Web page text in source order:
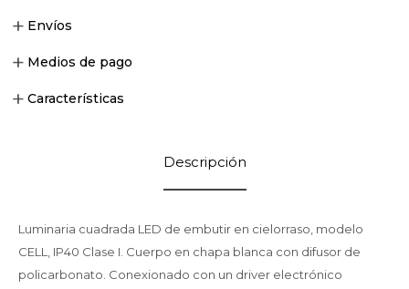
Envíos
Medios de pago
Características
Descripción
Luminaria cuadrada LED de embutir en cielorraso, modelo
CELL, IP40 Clase I. Cuerpo en chapa blanca con difusor de
policarbonato. Conexionado con un driver electrónico